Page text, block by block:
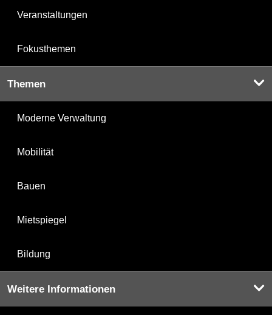
Veranstaltungen
Fokusthemen
Themen
Moderne Verwaltung
Mobilität
Bauen
Mietspiegel
Bildung
Weitere Informationen